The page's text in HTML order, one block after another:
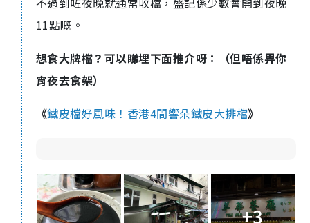
11點嘅。
想食大牌檔？可以睇埋下面推介呀：（但唔係畀你
宵夜去食架）
《鐵皮檔好風味！香港4間響朵鐵皮大排檔》
+3